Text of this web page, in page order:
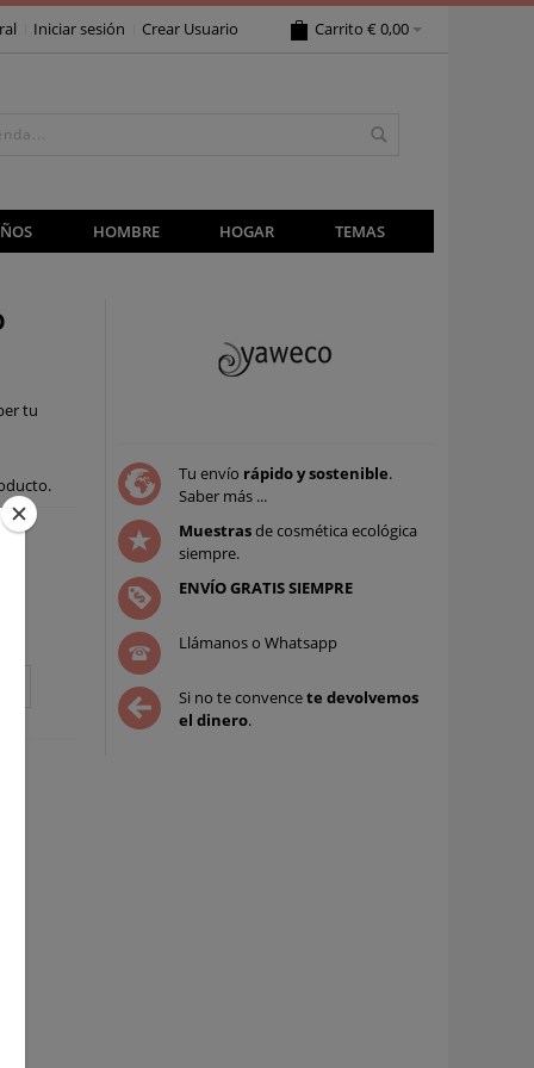
Carrito € 0,00
Iniciar sesión Crear Usuario
HOMBRE HOGAR
TEMAS
tu
Tu envío rápido y sostenible.
Saber más ...
Muestrasde cosmética ecológica
siempre.
ENVÍO GRATIS SIEMPRE
Llámanos o Whatsapp
Si no te convencete devolvemos
el dinero.